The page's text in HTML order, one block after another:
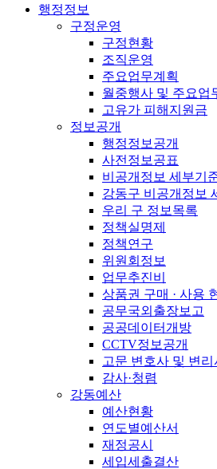
행정정보
구정운영
구정현황
조직운영
주요업무계획
월중행사 및 주요업
고유가 피해지원금
정보공개
행정정보공개
사전정보공표
비공개정보 세부기
강동구 비공개정보
우리 구 정보목록
정책실명제
정책연구
위원회정보
업무추진비
상품권 구매 · 사용
공무국외출장보고
공공데이터개방
CCTV정보공개
고문 변호사 및 변리
감사·청렴
강동예산
예산현황
연도별예산서
재정공시
세입세출결산